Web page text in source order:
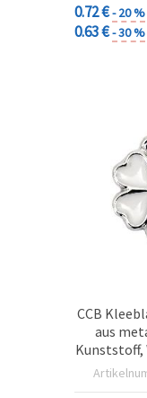
0.72 €- 20 %
0.63 €- 30 %
CCB
aus
Kunststoff,
mm,